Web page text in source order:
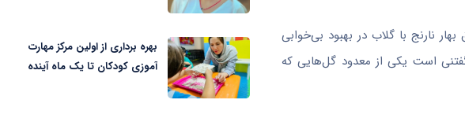
نارنج با گلاب در بهبود بی‌خوابی
است یکی از معدود گل‌هایی که
بهره برداری از اولین مرکز مهارت
آموزی کودکان تا یک ماه آینده